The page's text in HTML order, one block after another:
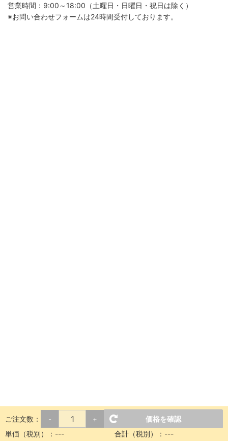
営業時間：9:00～18:00（土曜日・日曜日・祝日は除く）
※お問い合わせフォームは24時間受付しております。
ご注文数： - +
価格を確認
単価（税別）： --- 合計（税別）： ---